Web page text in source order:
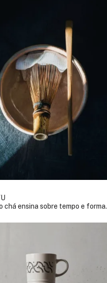
chá ensina sobre tempo e forma.